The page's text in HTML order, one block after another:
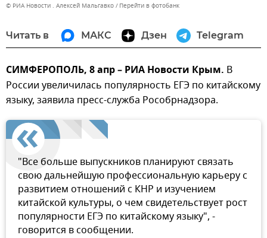
© РИА Новости . Алексей Мальгавко Перейти в фотобанк
Читать в МАКС Дзен Telegram
СИМФЕРОПОЛЬ, 8 апр – РИА Новости Крым. В
России увеличилась популярность ЕГЭ по китайскому
языку, заявила пресс-служба Рособрнадзора.
"Все больше выпускников планируют связать
свою дальнейшую профессиональную карьеру с
развитием отношений с КНР и изучением
китайской культуры, о чем свидетельствует рост
популярности ЕГЭ по китайскому языку", -
говорится в сообщении.